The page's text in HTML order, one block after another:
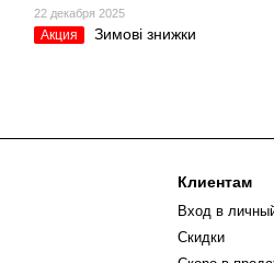
22 декабря 2025
Акция Зимові знижки
Клиентам
Вход в
Скидки